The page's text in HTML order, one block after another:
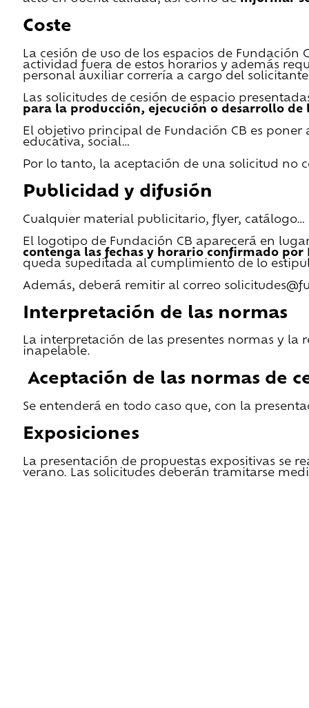
Coste
La cesión de uso de los espacios de
actividad fuera de estos horarios y además
personal auxiliar correría a cargo del
Las solicitudes de cesión de espacio
para la producción, ejecución o desarrollo de
El objetivo principal de Fundación CB es
educativa, social…
Por lo tanto, la aceptación de una solicitud
Publicidad y difusión
Cualquier material publicitario, flyer, catálogo…
El logotipo de Fundación CB aparecerá en
contenga las fechas y horario confirmado por
queda supeditada al cumplimiento de lo
Además, deberá remitir al correo
Interpretación de las normas
La interpretación de las presentes normas y la
inapelable.
Aceptación de las normas de
Se entenderá en todo caso que, con la
Exposiciones
La presentación de propuestas expositivas se
verano. Las solicitudes deberán tramitarse